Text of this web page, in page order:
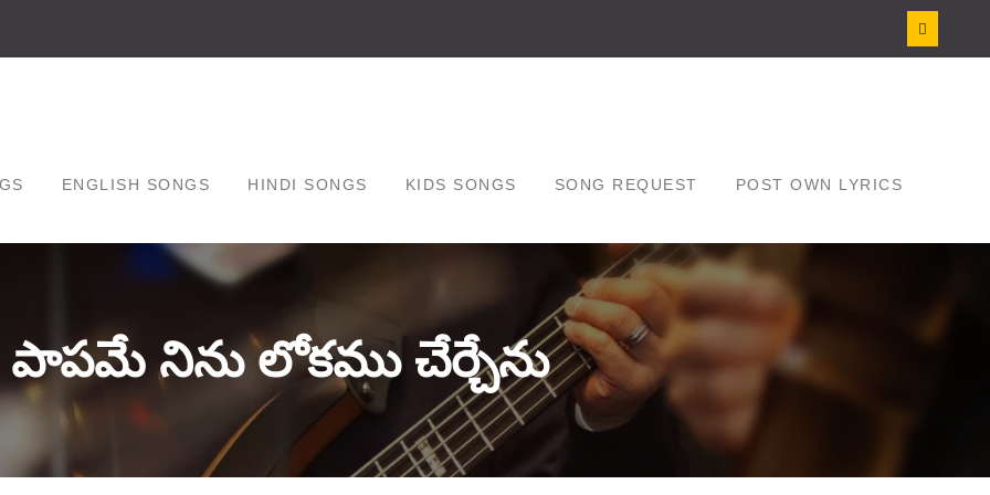
ENGLISH SONGS HINDI SONGS KIDS SONGS SONG REQUEST POST OWN LYRICS
నిను లోకము చేర్చేను